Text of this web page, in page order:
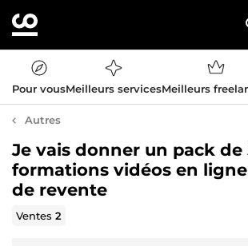
Pour vousMeilleurs servicesMeilleurs
Autres
Je vais donner un pack de
formations vidéos en
de revente
Ventes2